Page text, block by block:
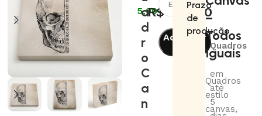
5,90
a
d
r
o
C
a
n
R$ 480,00
Adicionar
Prazo
de
produção
Quadros
-
em
até
5
–
Todos
Iguais
Quadros
estilo
canvas,